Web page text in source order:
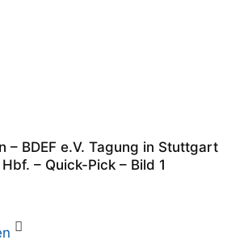
– BDEF e.V. Tagung in Stuttgart
– Quick-Pick – Bild 1